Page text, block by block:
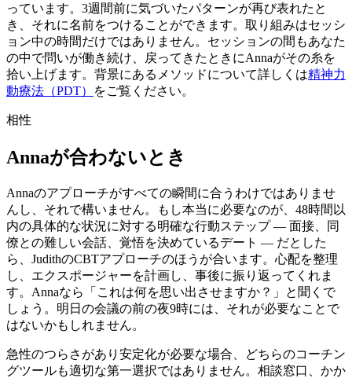
っています。3週間前に気づいたパターンが再び表れたと
き、それに名前をつけることができます。取り組みはセッシ
ョン中の時間だけではありません。セッションの間もあなた
の中で問いが働き続け、戻ってきたときにAnnaがその糸を
拾い上げます。背景にあるメソッドについて詳しくは精神力
動療法（PDT）
をご覧ください。
相性
Annaが合わないとき
Annaのアプローチがすべての瞬間に合うわけではありませ
んし、それで構いません。もし本当に必要なのが、48時間以
内の具体的な状況に対する明確な行動ステップ — 面接、同
僚との難しい会話、覚悟を決めているデート — だとした
ら、JudithのCBTアプローチのほうが合います。心配を整理
し、エクスポージャーを計画し、事後に振り返ってくれま
す。Annaなら「これは何を思い出させますか？」と聞くで
しょう。明日の会議の前の夜9時には、それが必要なことで
はないかもしれません。
急性のつらさがあり安定化が必要な場合、どちらのコーチン
グツールも適切な第一選択ではありません。相談窓口、かか